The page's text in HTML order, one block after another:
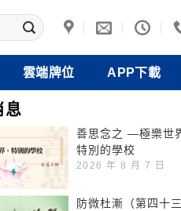
雲端牌位 APP下載
息
善思念之 —極樂世
特別的學校
2026 年 8 月 7 日
防微杜漸（第四十